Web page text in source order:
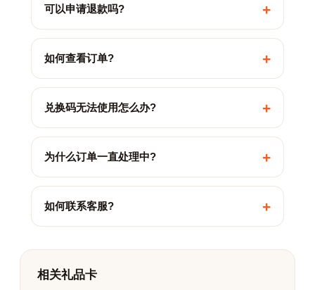
可以申请退款吗? +
如何查看订单? +
兑换码无法使用怎么办? +
为什么订单一直处理中? +
如何联系客服? +
相关礼品卡